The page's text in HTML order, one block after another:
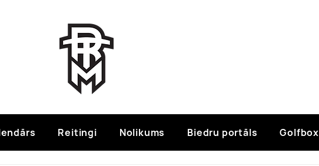
Reitingi Nolikums Biedru portāls Golfbox